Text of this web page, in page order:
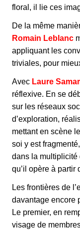
floral, il lie ces
De la même
Romain Leblanc
appliquant les
triviales, pour
Avec Laure
réflexive. En se
sur les réseaux
d’exploration,
mettant en scène
soi y est
dans la multiplicité
qu’il opère à partir
Les frontières de
davantage encore
Le premier, en
visage de